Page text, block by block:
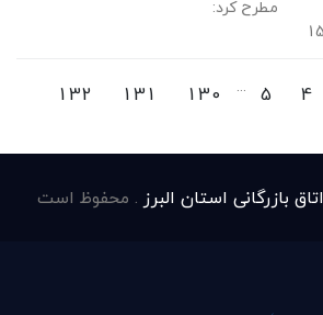
مطرح کرد:
4
5
...
130
131
132
اتاق بازرگانی استان البرز . محفوظ است